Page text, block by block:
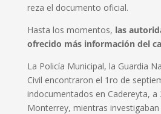
reza el documento oficial.
Hasta los momentos, las
ofrecido más información del
La Policía Municipal, la Guardia
Civil encontraron el 1ro de
indocumentados en Cadereyta,
Monterrey, mientras